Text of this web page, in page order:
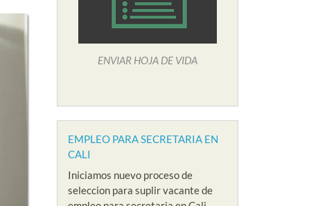
ENVIAR HOJA DE VIDA
EMPLEO PARA SECRETARIA EN
CALI
Iniciamos nuevo proceso de
seleccion para suplir vacante de